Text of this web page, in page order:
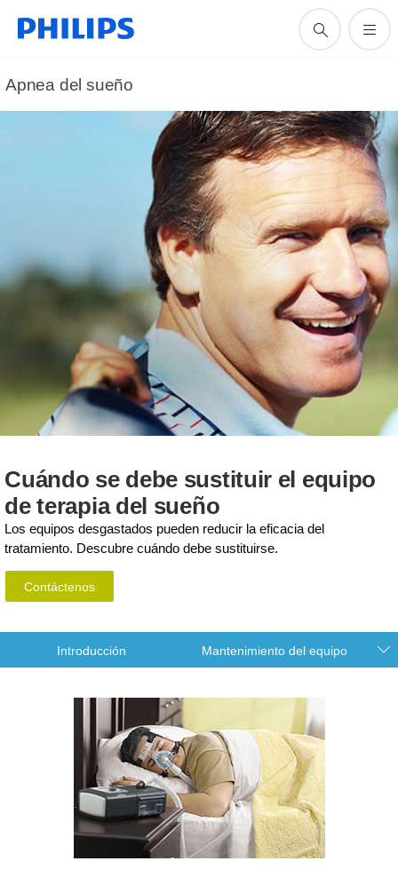
Apnea del sueño
Cuándo se debe sustituir el equipo
de terapia del sueño
Los equipos desgastados pueden reducir la eficacia del
tratamiento. Descubre cuándo debe sustituirse.
Contáctenos
Introducción Mantenimiento del equipo